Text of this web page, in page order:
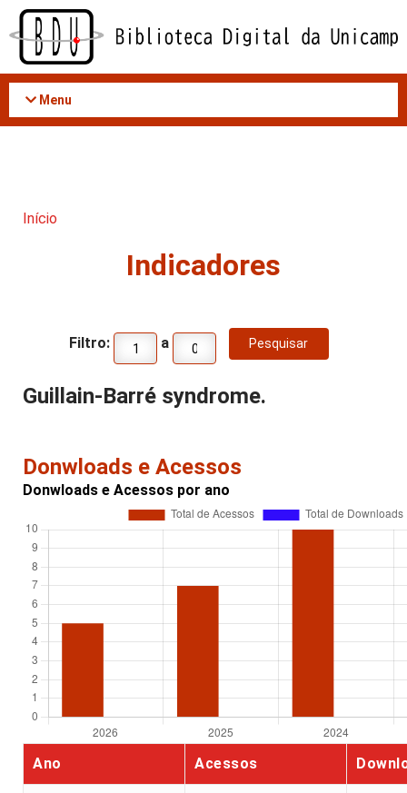
Acessar
conteúdo
Menu
Início
Indicadores
Filtro: a
Guillain-Barré syndrome.
Donwloads e Acessos
Donwloads e Acessos por ano
Ano Acessos